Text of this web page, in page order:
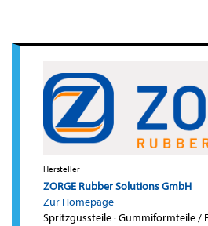
Hersteller
ZORGE Rubber Solutions GmbH
Zur Homepage
Spritzgussteile·Gummiformteile /